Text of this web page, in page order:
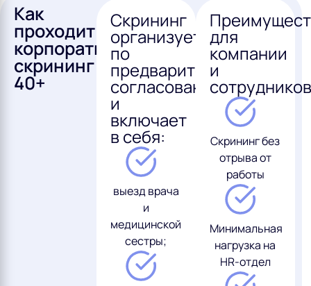
Как
проходит
корпоративный
скрининг
40+
Скрининг
организуется
по
предварительному
согласованию
и
включает
в себя:
выезд врача
и
медицинской
сестры;
для
компании
и
Скрининг без
отрыва от
работы
Минимальная
нагрузка на
HR-отдел